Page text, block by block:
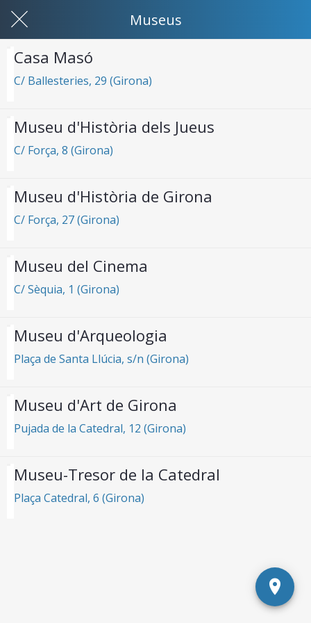
Museus
Casa Masó
C/ Ballesteries, 29 (Girona)
Museu d'Història dels Jueus
C/ Força, 8 (Girona)
Museu d'Història de Girona
C/ Força, 27 (Girona)
Museu del Cinema
C/ Sèquia, 1 (Girona)
Museu d'Arqueologia
Plaça de Santa Llúcia, s/n (Girona)
Museu d'Art de Girona
Pujada de la Catedral, 12 (Girona)
Museu-Tresor de la Catedral
Plaça Catedral, 6 (Girona)